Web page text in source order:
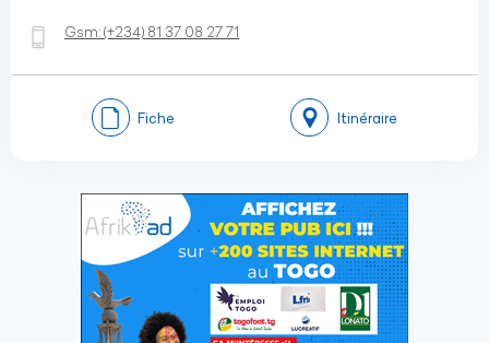
Gsm:(+234) 81 37 08 27 71
Fiche Itinéraire